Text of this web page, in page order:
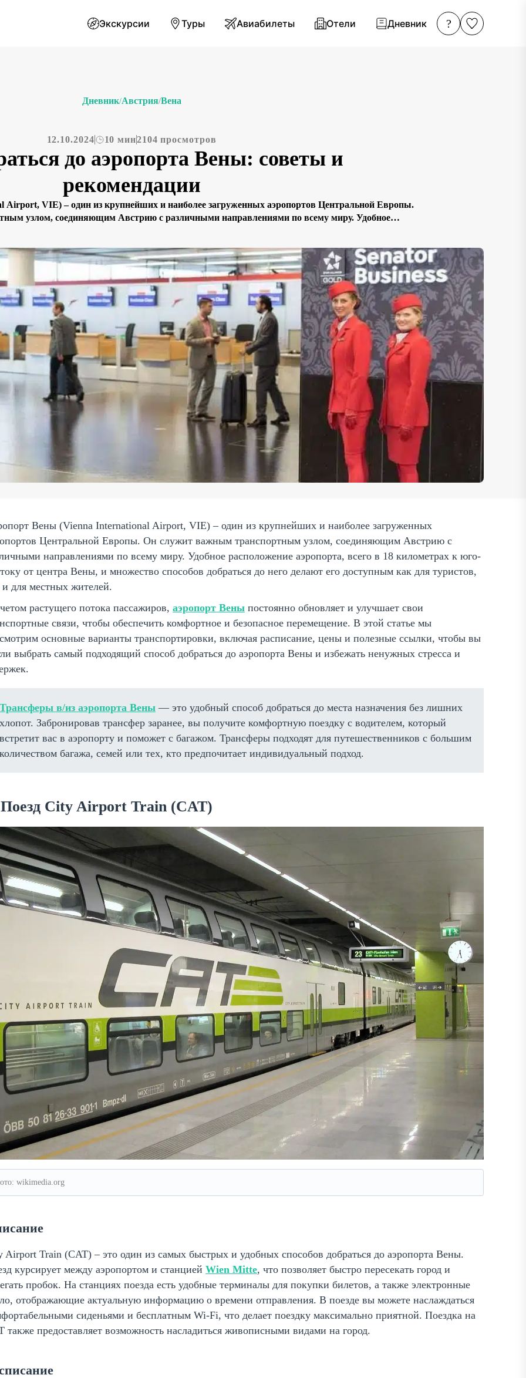
Экскурсии Туры Авиабилеты Отели Дневник ?
Дневник/Австрия/Вена
12.10.2024 10 мин2104 просмотров
до аэропорта Вены: советы и
рекомендации
VIE) – один из крупнейших и наиболее загруженных аэропортов Центральной Европы.
узлом, соединяющим Австрию с различными направлениями по всему миру. Удобное
Вены (Vienna International Airport, VIE) – один из крупнейших и наиболее загруженных
Центральной Европы. Он служит важным транспортным узлом, соединяющим Австрию с
направлениями по всему миру. Удобное расположение аэропорта, всего в 18 километрах к юго-
от центра Вены, и множество способов добраться до него делают его доступным как для туристов,
и для местных жителей.
растущего потока пассажиров, аэропорт Вены постоянно обновляет и улучшает свои
связи, чтобы обеспечить комфортное и безопасное перемещение. В этой статье мы
основные варианты транспортировки, включая расписание, цены и полезные ссылки, чтобы вы
выбрать самый подходящий способ добраться до аэропорта Вены и избежать ненужных стресса и
Трансферы в/из аэропорта Вены — это удобный способ добраться до места назначения без лишних
хлопот. Забронировав трансфер заранее, вы получите комфортную поездку с водителем, который
встретит вас в аэропорту и поможет с багажом. Трансферы подходят для путешественников с большим
количеством багажа, семей или тех, кто предпочитает индивидуальный подход.
City Airport Train (CAT)
wikimedia.org
Airport Train (CAT) – это один из самых быстрых и удобных способов добраться до аэропорта Вены.
курсирует между аэропортом и станцией Wien Mitte, что позволяет быстро пересекать город и
пробок. На станциях поезда есть удобные терминалы для покупки билетов, а также электронные
отображающие актуальную информацию о времени отправления. В поезде вы можете наслаждаться
сиденьями и бесплатным Wi-Fi, что делает поездку максимально приятной. Поездка на
также предоставляет возможность насладиться живописными видами на город.